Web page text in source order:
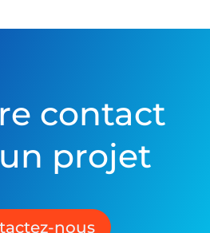
contact
projet
nous